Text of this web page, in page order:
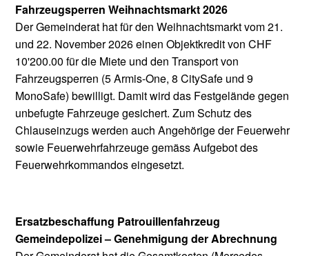
Fahrzeugsperren Weihnachtsmarkt 2026
Der Gemeinderat hat für den Weihnachtsmarkt vom 21.
und 22. November 2026 einen Objektkredit von CHF
10'200.00 für die Miete und den Transport von
Fahrzeugsperren (5 Armis-One, 8 CitySafe und 9
MonoSafe) bewilligt. Damit wird das Festgelände gegen
unbefugte Fahrzeuge gesichert. Zum Schutz des
Chlauseinzugs werden auch Angehörige der Feuerwehr
sowie Feuerwehrfahrzeuge gemäss Aufgebot des
Feuerwehrkommandos eingesetzt.
Ersatzbeschaffung Patrouillenfahrzeug
Gemeindepolizei – Genehmigung der Abrechnung